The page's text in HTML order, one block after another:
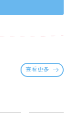
查看更多